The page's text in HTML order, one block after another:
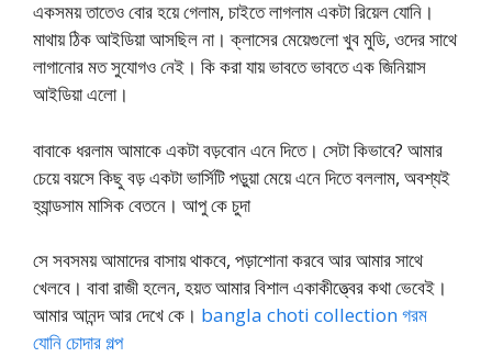
একসময় তাতেও বোর হয়ে গেলাম, চাইতে লাগলাম একটা রিয়েল যোনি।
মাথায় ঠিক আইডিয়া আসছিল না। ক্লাসের মেয়েগুলো খুব মুডি, ওদের সাথে
লাগানোর মত সুযোগও নেই। কি করা যায় ভাবতে ভাবতে এক জিনিয়াস
আইডিয়া এলো।
বাবাকে ধরলাম আমাকে একটা বড়বোন এনে দিতে। সেটা কিভাবে? আমার
চেয়ে বয়সে কিছু বড় একটা ভার্সিটি পড়ুয়া মেয়ে এনে দিতে বললাম, অবশ্যই
হ্যান্ডসাম মাসিক বেতনে। আপু কে চুদা
সে সবসময় আমাদের বাসায় থাকবে, পড়াশোনা করবে আর আমার সাথে
খেলবে। বাবা রাজী হলেন, হয়ত আমার বিশাল একাকীত্ত্বের কথা ভেবেই।
আমার আনন্দ আর দেখে কে। bangla choti collection গরম
যোনি চোদার গল্প